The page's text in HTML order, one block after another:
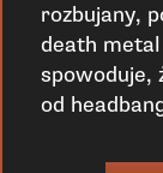
rozbujany,
death metal
spowoduje,
od